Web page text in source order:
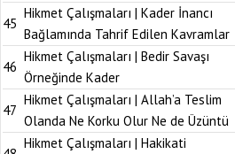
45
Hikmet Çalışmaları | Kader İnancı
Bağlamında Tahrif Edilen Kavramlar
46
Hikmet Çalışmaları | Bedir Savaşı
Örneğinde Kader
47
Hikmet Çalışmaları | Allah’a Teslim
Olanda Ne Korku Olur Ne de Üzüntü
Hikmet Çalışmaları | Hakikati